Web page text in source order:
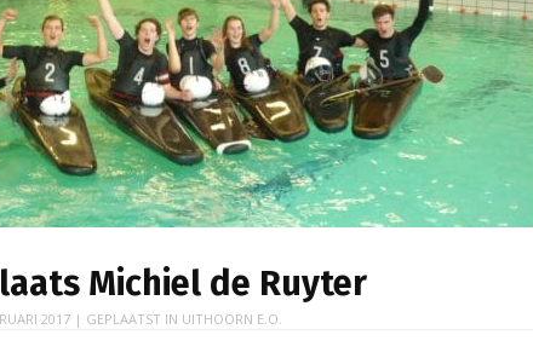
Michiel de Ruyter
2017 | GEPLAATST IN UITHOORN E.O.